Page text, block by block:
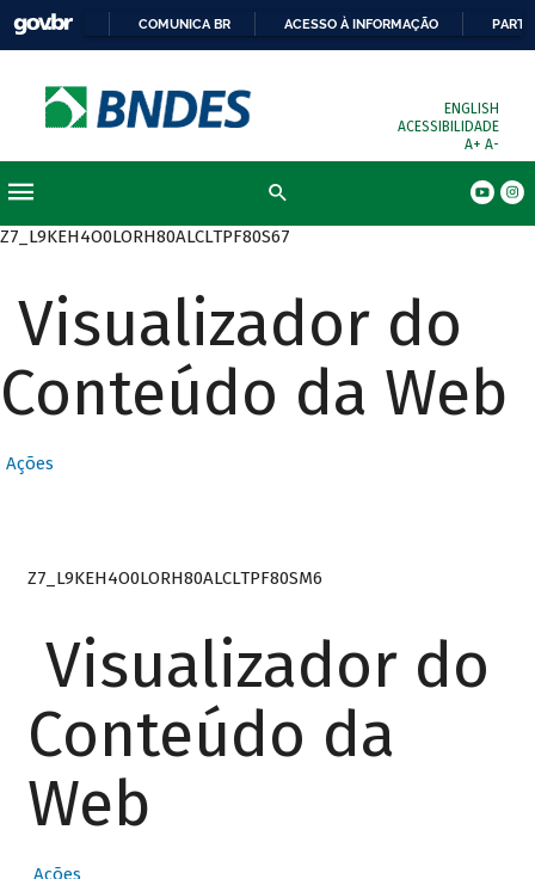
COMUNICA BR ACESSO À INFORMAÇÃO
ENGLISH
ACESSIBILIDADE
A+ A-
Z7_L9KEH4O0LORH80ALCLTPF80S67
Visualizador do
Conteúdo da Web
Ações
Z7_L9KEH4O0LORH80ALCLTPF80SM6
Visualizador do
Conteúdo da
Web